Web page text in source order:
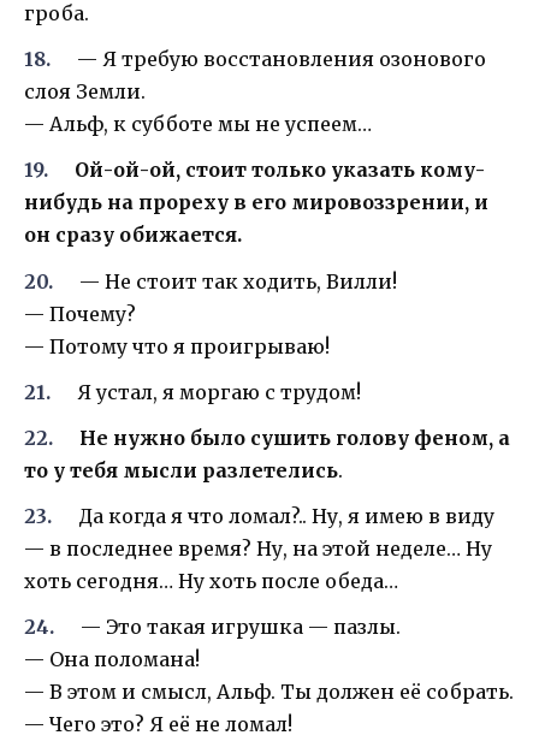
гроба.
— Я требую восстановления озонового
слоя Земли.
— Альф, к субботе мы не успеем…
Ой-ой-ой, стоит только указать кому-
нибудь на прореху в его мировоззрении, и
он сразу обижается.
— Не стоит так ходить, Вилли!
— Почему?
— Потому что я проигрываю!
Я устал, я моргаю с трудом!
Не нужно было сушить голову феном, а
то у тебя мысли разлетелись.
Да когда я что ломал?.. Ну, я имею в виду
— в последнее время? Ну, на этой неделе… Ну
хоть сегодня… Ну хоть после обеда…
— Это такая игрушка — пазлы.
— Она поломана!
— В этом и смысл, Альф. Ты должен её собрать.
— Чего это? Я её не ломал!